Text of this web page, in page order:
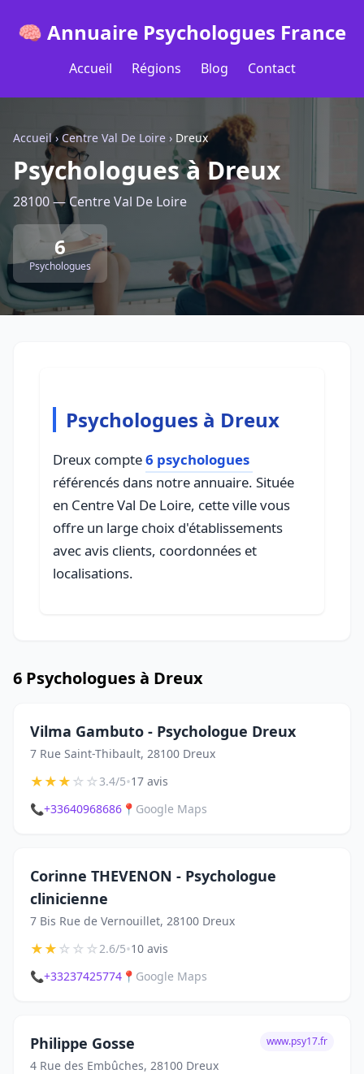
🧠 Annuaire Psychologues France
Accueil Régions Blog Contact
Accueil› Centre Val De Loire › Dreux
Psychologues à Dreux
28100 — Centre Val De Loire
6
Psychologues
Psychologues à Dreux
Dreux compte6 psychologues
référencés dans notre annuaire. Située
en Centre Val De Loire, cette ville vous
offre un large choix d'établissements
avec avis clients, coordonnées et
localisations.
6 Psychologues à Dreux
Vilma Gambuto - Psychologue Dreux
7 Rue Saint-Thibault, 28100 Dreux
★★★☆☆3.4/5•17 avis
📞+33640968686 📍 Google Maps
Corinne THEVENON - Psychologue
clinicienne
7 Bis Rue de Vernouillet, 28100 Dreux
★★☆☆☆2.6/5•10 avis
📞+33237425774 📍 Google Maps
Philippe Gosse
4 Rue des Embûches, 28100 Dreux
www.psy17.fr